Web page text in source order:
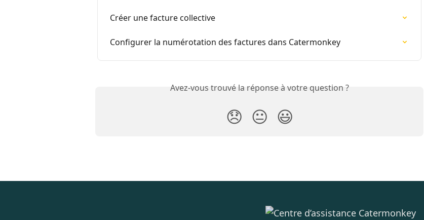
Créer une facture collective
Configurer la numérotation des factures dans Catermonkey
Avez-vous trouvé la réponse à votre question ?
😞 😐 😃